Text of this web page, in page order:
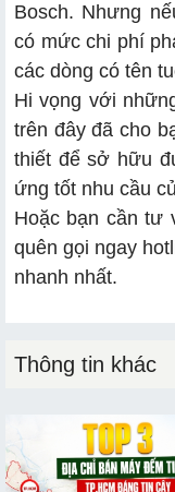
Bosch. Nhưng
có mức chi phí
các dòng có tên
Hi vọng với
trên đây đã cho
thiết để sở hữu
ứng tốt nhu cầu
Hoặc bạn cần tư
quên gọi ngay
nhanh nhất.
Thông tin khác